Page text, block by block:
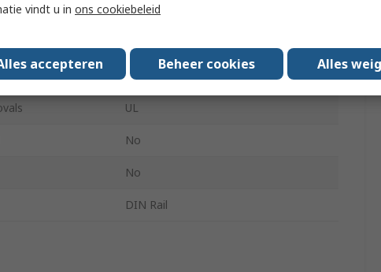
PLCs-Programmable Logic Controller
Temperature
Temperature 55°C
UL
No
No
DIN Rail
vindt u in ons cookiebeleid
accepteren Beheer cookies Alles